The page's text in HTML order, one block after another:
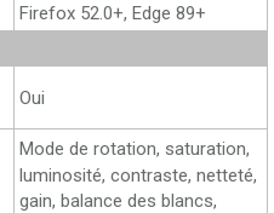
Firefox 52.0+, Edge 89+
Oui
Mode de rotation, saturation,
luminosité, contraste, netteté,
gain, balance des blancs,